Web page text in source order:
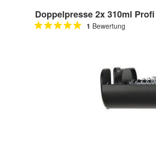
Doppelpresse 2x 310ml
1 Bewertung